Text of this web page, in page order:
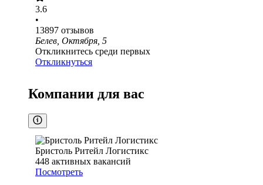
3.6
•
13897 отзывов
Белев, Октября, 5
Откликнитесь среди первых
Откликнуться
Компании для вас
Бристоль Ритейл Логистикс
448 активных вакансий
Посмотреть